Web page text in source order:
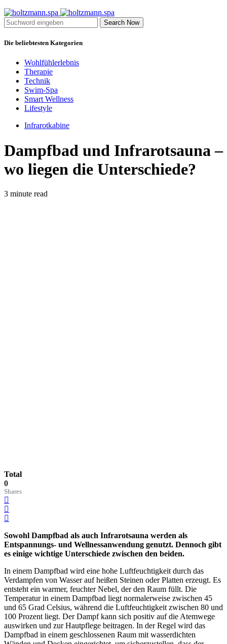
Search Now
Die beliebtesten Kategorien
Wohlfühlerlebnis
Therapie
Technik
Swim-Spa
Smart Wellness
Lifestyle
Infrarotkabine
Dampfbad und Infrarotsauna –
wo liegen die Unterschiede?
3 minute read
Total
0
Shares
Sowohl Dampfbad als auch Infrarotsauna werden als
Entspannungs- und Wellnessanwendung genutzt. Dennoch gibt
es einige wichtige Unterschiede zwischen den beiden.
In einem Dampfbad wird eine hohe Luftfeuchtigkeit durch das
Verdampfen von Wasser auf heißen Steinen oder Platten erzeugt. Es
entsteht ein warmer, feuchter Nebel, der den Raum füllt. Die
Temperatur in einem Dampfbad liegt normalerweise zwischen 45
und 65 Grad Celsius, während die Luftfeuchtigkeit zwischen 80 und
100 Prozent liegt. Der Dampf kann sich positiv auf die Atemwege
auswirken und zur Hautpflege beitragen. In der Regel wird das
Dampfbad in einem geschlossenen Raum mit wasserdichten